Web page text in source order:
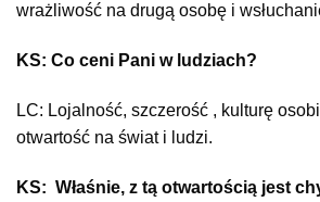
wrażliwość na drugą osobę i
KS: Co ceni Pani w ludziach?
LC: Lojalność, szczerość , kulturę
otwartość na świat i ludzi.
KS: Właśnie, z tą otwartością jest